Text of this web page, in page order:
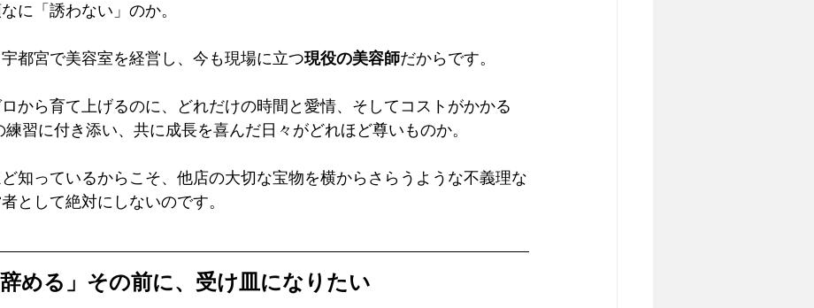
に「誘わない」のか。
都宮で美容室を経営し、今も現場に立つ現役の美容師だからです。
から育て上げるのに、どれだけの時間と愛情、そしてコストがかかる
習に付き添い、共に成長を喜んだ日々がどれほど尊いものか。
知っているからこそ、他店の大切な宝物を横からさらうような不義理な
として絶対にしないのです。
辞める」その前に、受け皿になりたい